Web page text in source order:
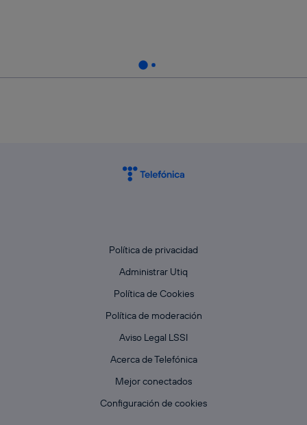
Política de privacidad
Administrar Utiq
Política de Cookies
Política de moderación
Aviso Legal LSSI
Acerca de Telefónica
Mejor conectados
Configuración de cookies